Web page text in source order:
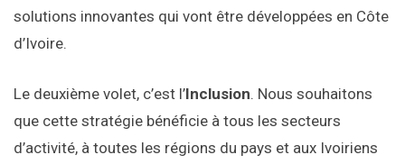
solutions innovantes qui vont être développées en Côte
d’Ivoire.
Le deuxième volet, c’est l’Inclusion. Nous souhaitons
que cette stratégie bénéficie à tous les secteurs
d’activité, à toutes les régions du pays et aux Ivoiriens